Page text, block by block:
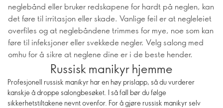
neglebånd eller bruker redskapene for hardt på neglen, kan
det føre til irritasjon eller skade. Vanlige feil er at negleleiet
overfiles og at neglebåndene trimmes for mye, noe som kan
føre til infeksjoner eller svekkede negler. Velg salong med
omhu for å sikre at neglene dine er i de beste hender.
Russisk manikyr hjemme
Profesjonell russisk manikyr har en høy prislapp, så du vurderer
kanskje å droppe salongbesøket. I så fall bør du følge
sikkerhetstiltakene nevnt ovenfor. For å gjøre russisk manikyr selv